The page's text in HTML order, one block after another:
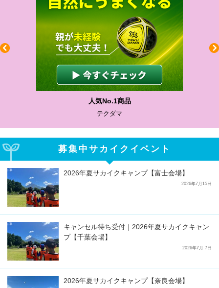
人気No.1商品
テクダマ
募集中サカイクイベント
2026年夏サカイクキャンプ【富士会場】
2026年7月15日
キャンセル待ち受付｜2026年夏サカイクキャン
プ【千葉会場】
2026年7月 7日
2026年夏サカイクキャンプ【奈良会場】